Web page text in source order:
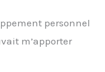
personnel
m’apporter